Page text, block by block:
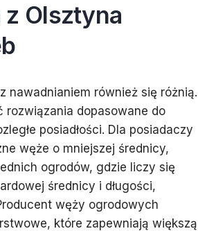
Olsztyna
nawadnianiem również się różnią.
dopasowane do
posiadłości. Dla posiadaczy
węże o mniejszej średnicy,
ogrodów, gdzie liczy się
średnicy i długości,
węży ogrodowych
które zapewniają większą